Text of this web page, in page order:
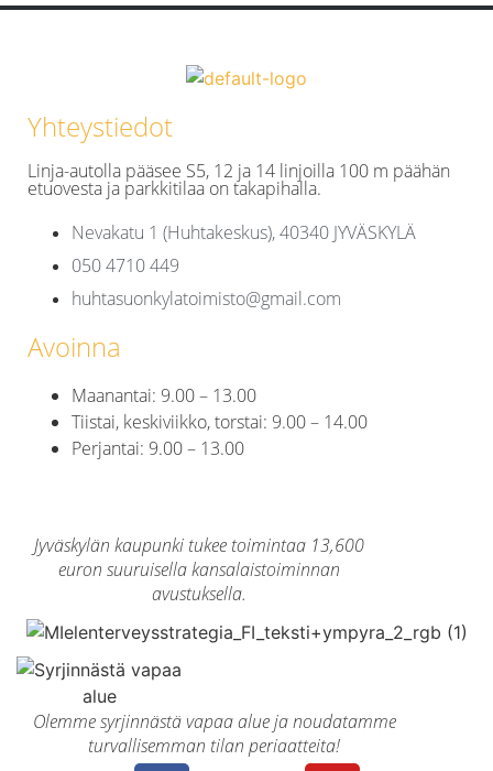
Yhteystiedot
Linja-autolla pääsee S5, 12 ja 14 linjoilla 100 m päähän
etuovesta ja parkkitilaa on takapihalla.
Nevakatu 1 (Huhtakeskus), 40340 JYVÄSKYLÄ
050 4710 449
huhtasuonkylatoimisto@gmail.com
Avoinna
Maanantai: 9.00 – 13.00
Tiistai, keskiviikko, torstai: 9.00 – 14.00
Perjantai: 9.00 – 13.00
Jyväskylän kaupunki tukee toimintaa 13,600
euron suuruisella kansalaistoiminnan
avustuksella.
Olemme syrjinnästä vapaa alue ja noudatamme
turvallisemman tilan periaatteita!